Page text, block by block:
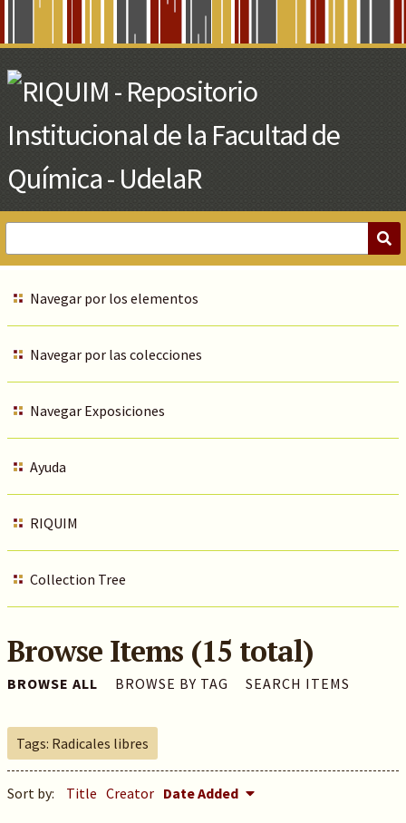
Main
Content
Navegar por los elementos
Navegar por las colecciones
Navegar Exposiciones
Ayuda
RIQUIM
Collection Tree
Browse Items (15 total)
BROWSE ALL BROWSE BY TAG SEARCH ITEMS
Tags: Radicales libres
Sort by: Title Creator Date Added